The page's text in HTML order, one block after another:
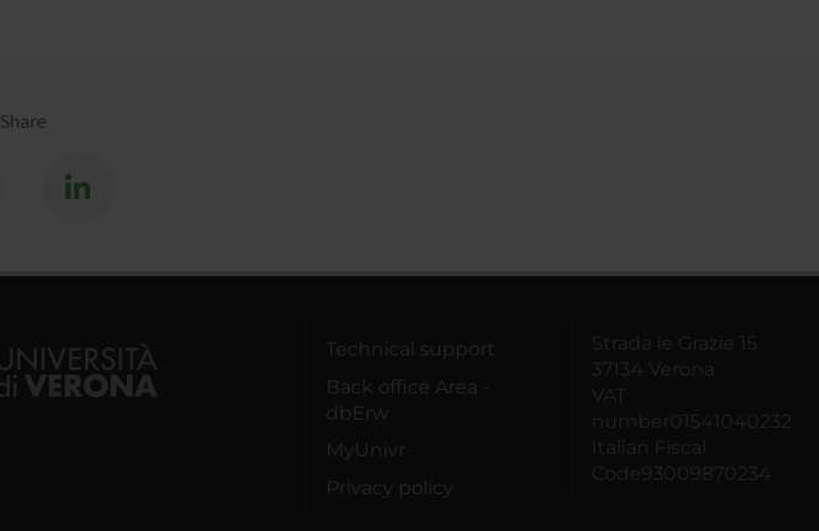
Share
Technical support
Back office Area -
dbErw
MyUnivr
Privacy policy
Strada le Grazie 15
37134 Verona
VAT
number01541040232
Italian Fiscal
Code93009870234